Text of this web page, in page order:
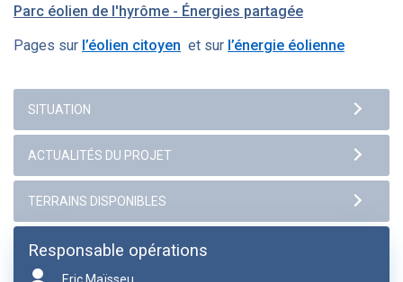
Parc éolien de l'hyrôme - Énergies partagée
Pages sur l’éolien citoyen et sur l’énergie éolienne
Responsable opérations
Eric Maïsseu